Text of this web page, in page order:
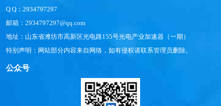
Q Q：2934797297
邮箱：2934797297@qq.com
地址：山东省潍坊市高新区光电路155号光电产业加速器（一期）
特别声明：网站部分内容来自网络，如有侵权请联系管理员删除。
公众号